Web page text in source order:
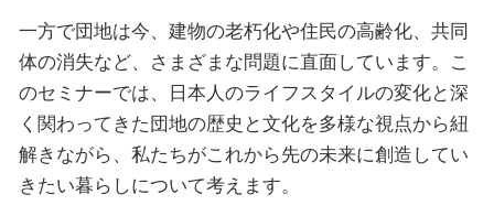
一方で団地は今、建物の老朽化や住民の高齢化、共同
体の消失など、さまざまな問題に直面しています。こ
のセミナーでは、日本人のライフスタイルの変化と深
く関わってきた団地の歴史と文化を多様な視点から紐
解きながら、私たちがこれから先の未来に創造してい
きたい暮らしについて考えます。